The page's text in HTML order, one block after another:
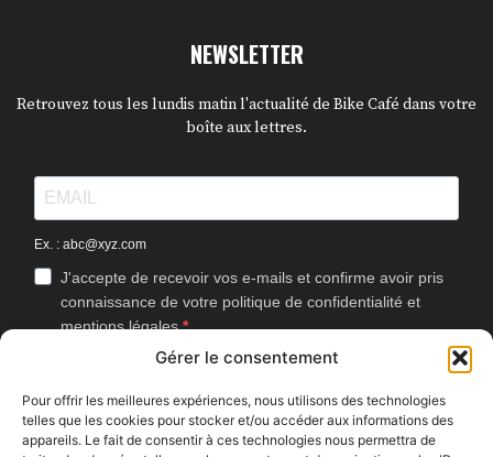
Gérer le consentement
Pour offrir les meilleures expériences, nous utilisons des technologies
telles que les cookies pour stocker et/ou accéder aux informations des
appareils. Le fait de consentir à ces technologies nous permettra de
NEWSLETTER
Retrouvez tous les lundis matin l'actualité de Bike Café dans votre
boîte aux lettres.
Ex. : abc@xyz.com
J'accepte de recevoir vos e-mails et confirme avoir pris
connaissance de votre politique de confidentialité et
mentions légales.
Vous pouvez vous désinscrire à tout moment en cliquant sur le lien
J'accepte que Bike Café mesure l'ouverture des
newsletters afin d'améliorer les contenus proposés.